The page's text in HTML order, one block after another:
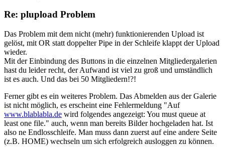
Re: plupload Problem
Das Problem mit dem nicht (mehr) funktionierenden Upload ist
gelöst, mit OR statt doppelter Pipe in der Schleife klappt der Upload
wieder.
Mit der Einbindung des Buttons in die einzelnen Mitgliedergalerien
hast du leider recht, der Aufwand ist viel zu groß und umständlich
ist es auch. Und das bei 50 Mitgliedern!?!
Ferner gibt es ein weiteres Problem. Das Abmelden aus der Galerie
ist nicht möglich, es erscheint eine Fehlermeldung "Auf
www.blablabla.de wird folgendes angezeigt: You must queue at
least one file." auch, wenn man bereits Bilder hochgeladen hat. Ist
also ne Endlosschleife. Man muss dann zuerst auf eine andere Seite
(z.B. HOME) wechseln um sich erfolgreich ausloggen zu können.